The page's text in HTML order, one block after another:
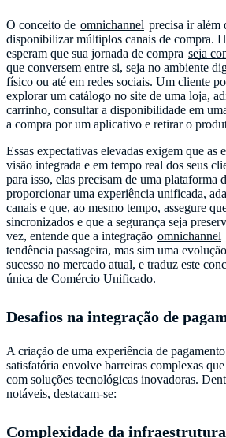
O conceito de omnichannel precisa ir além
disponibilizar múltiplos canais de compra.
esperam que sua jornada de compra seja
que conversem entre si, seja no ambiente
físico ou até em redes sociais. Um cliente
explorar um catálogo no site de uma loja,
carrinho, consultar a disponibilidade em
a compra por um aplicativo e retirar o
Essas expectativas elevadas exigem que as
visão integrada e em tempo real dos seus
para isso, elas precisam de uma plataforma
proporcionar uma experiência unificada,
canais e que, ao mesmo tempo, assegure
sincronizados e que a segurança seja
vez, entende que a integração omnichannel
tendência passageira, mas sim uma
sucesso no mercado atual, e traduz este
única de Comércio Unificado.
Desafios na integração de
A criação de uma experiência de pagamento
satisfatória envolve barreiras complexas
com soluções tecnológicas inovadoras.
notáveis, destacam-se:
Complexidade da infraestrutura